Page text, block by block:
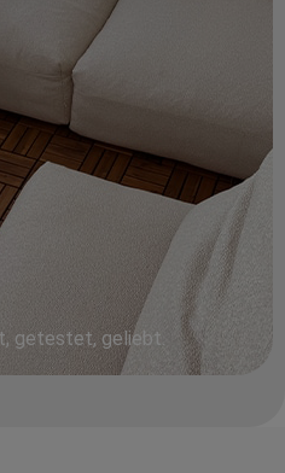
getestet, geliebt.